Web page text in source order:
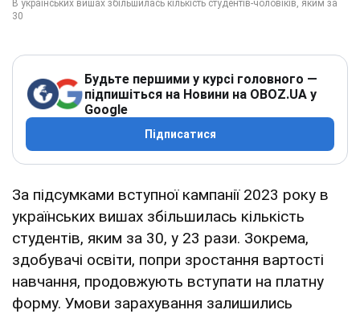
Будьте першими у курсі головного —
підпишіться на Новини на OBOZ.UA у
Google
Підписатися
За підсумками вступної кампанії 2023 року в
українських вишах збільшилась кількість
студентів, яким за 30, у 23 рази. Зокрема,
здобувачі освіти, попри зростання вартості
навчання, продовжують вступати на платну
форму. Умови зарахування залишились